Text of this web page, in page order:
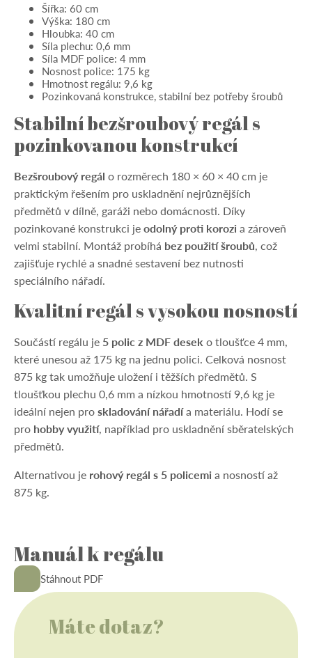
Šířka: 60 cm
Výška: 180 cm
Hloubka: 40 cm
Síla plechu: 0,6 mm
Síla MDF police: 4 mm
Nosnost police: 175 kg
Hmotnost regálu: 9,6 kg
Pozinkovaná konstrukce, stabilní bez potřeby šroubů
Stabilní bezšroubový regál s
pozinkovanou konstrukcí
Bezšroubový regál o rozměrech 180 × 60 × 40 cm je
praktickým řešením pro uskladnění nejrůznějších
předmětů v dílně, garáži nebo domácnosti. Díky
pozinkované konstrukci jeodolný proti korozi a zároveň
velmi stabilní. Montáž probíhá bez použití šroubů, což
zajišťuje rychlé a snadné sestavení bez nutnosti
speciálního nářadí.
Kvalitní regál s vysokou nosností
Součástí regálu je 5 polic z MDF deseko tloušťce 4 mm,
které unesou až 175 kg na jednu polici. Celková nosnost
875 kg tak umožňuje uložení i těžších předmětů. S
tloušťkou plechu 0,6 mm a nízkou hmotností 9,6 kg je
ideální nejen proskladování nářadía materiálu. Hodí se
pro hobby využití, například pro uskladnění sběratelských
předmětů.
Alternativou je rohový regál s 5 policemi a nosností až
875 kg.
Manuál k regálu
- Stáhnout PDF
Máte dotaz?